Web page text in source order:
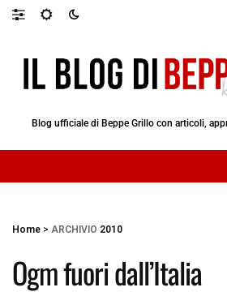
Blog ufficiale di Beppe Grillo con articoli,
Home > ARCHIVIO 2010
Ogm fuori dall’Italia